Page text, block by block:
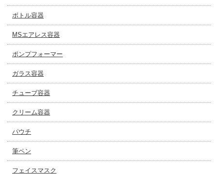
ボトル容器
MSエアレス容器
ポンプフォーマー
ガラス容器
チューブ容器
クリーム容器
パウチ
筆ペン
フェイスマスク